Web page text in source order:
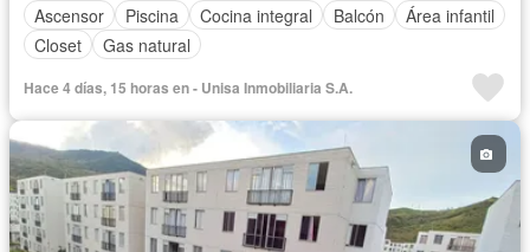
Ascensor
Piscina Cocina integral Balcón
Área infantil
Closet
Gas natural
Hace 4 días, 15 horas en - Unisa Inmobiliaria S.A.